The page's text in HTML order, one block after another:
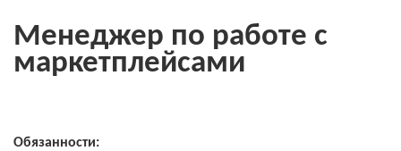
Менеджер по работе с
маркетплейсами
Обязанности: